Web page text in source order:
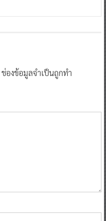
ช่องข้อมูลจำเป็นถูกทำ